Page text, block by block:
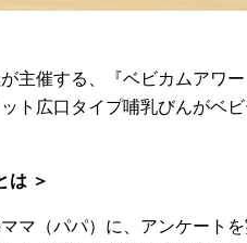
主催する、『ベビカムアワー
ト広口タイプ哺乳びんがベ
は ＞
マ（パパ）に、アンケート